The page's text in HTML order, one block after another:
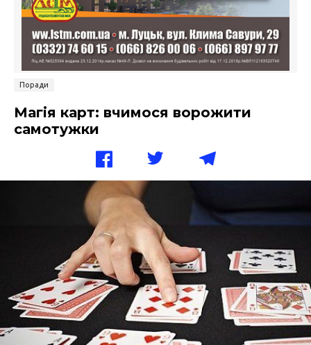
Поради
Магія карт: вчимося ворожити
самотужки